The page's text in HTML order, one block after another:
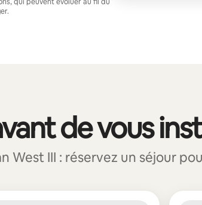
de vous
West III : réservez un séjour